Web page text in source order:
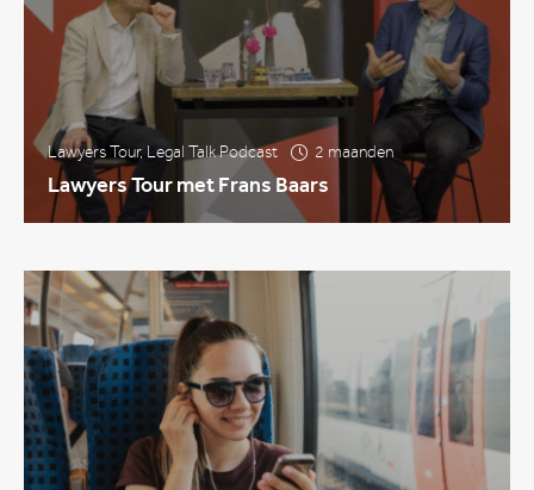
Lawyers Tour,Legal Talk Podcast 2 maanden
Lawyers Tour met Frans Baars